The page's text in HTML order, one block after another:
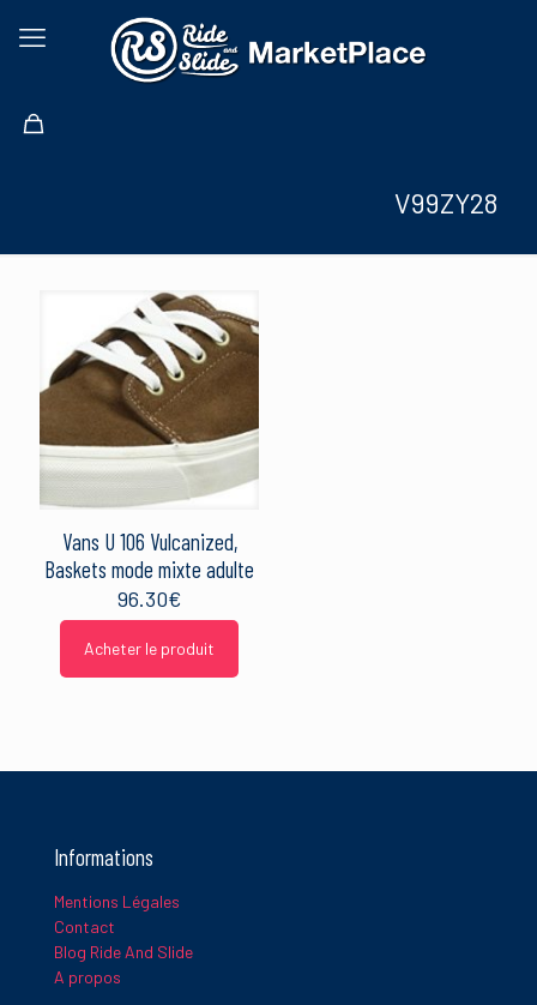
V99ZY28
Vans U 106 Vulcanized,
Baskets mode mixte adulte
96.30€
Acheter le produit
Informations
Mentions Légales
Contact
Blog Ride And Slide
A propos